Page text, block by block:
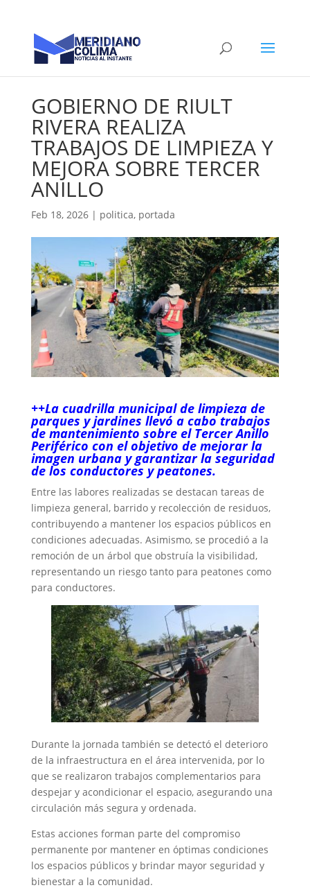
GOBIERNO DE RIULT
RIVERA REALIZA
TRABAJOS DE LIMPIEZA Y
MEJORA SOBRE TERCER
ANILLO
Feb 18, 2026| politica, portada
++La cuadrilla municipal de limpieza de
parques y jardines llevó a cabo trabajos
de mantenimiento sobre el Tercer Anillo
Periférico con el objetivo de mejorar la
imagen urbana y garantizar la seguridad
de los conductores y peatones.
Entre las labores realizadas se destacan tareas de
limpieza general, barrido y recolección de residuos,
contribuyendo a mantener los espacios públicos en
condiciones adecuadas. Asimismo, se procedió a la
remoción de un árbol que obstruía la visibilidad,
representando un riesgo tanto para peatones como
para conductores.
Durante la jornada también se detectó el deterioro
de la infraestructura en el área intervenida, por lo
que se realizaron trabajos complementarios para
despejar y acondicionar el espacio, asegurando una
circulación más segura y ordenada.
Estas acciones forman parte del compromiso
permanente por mantener en óptimas condiciones
los espacios públicos y brindar mayor seguridad y
bienestar a la comunidad.